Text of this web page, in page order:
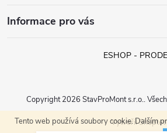
Tento web používá soubory cookie. Dalším
Informace pro vás
ESHOP -
Vytvořil Shoptet
Copyright 2026 StavProMont s.r.o..